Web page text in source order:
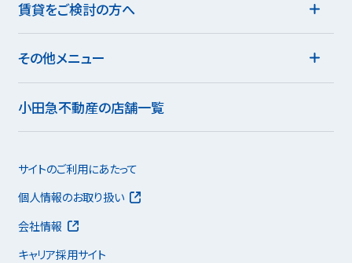
賃貸をご検討の方へ
その他メニュー
小田急不動産の店舗一覧
サイトのご利用にあたって
個人情報のお取り扱い
会社情報
キャリア採用サイト